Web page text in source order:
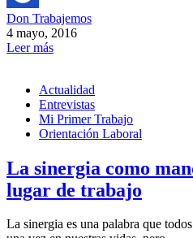
Don Trabajemos
4 mayo, 2016
Leer más
Actualidad
Entrevistas
Mi Primer Trabajo
Orientación Laboral
La sinergia como
lugar de trabajo
La sinergia es una palabra que